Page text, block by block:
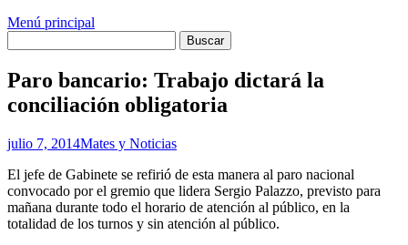
Menú principal
Paro bancario: Trabajo dictará la
conciliación obligatoria
julio 7, 2014Mates y Noticias
El jefe de Gabinete se refirió de esta manera al paro nacional
convocado por el gremio que lidera Sergio Palazzo, previsto para
mañana durante todo el horario de atención al público, en la
totalidad de los turnos y sin atención al público.